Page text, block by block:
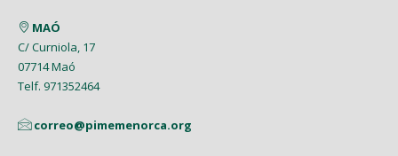
MAÓ
C/ Curniola, 17
07714 Maó
Telf. 971352464
correo@pimemenorca.org